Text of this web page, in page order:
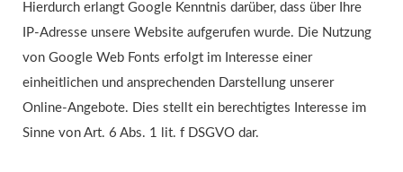
Hierdurch erlangt Google Kenntnis darüber, dass über Ihre
IP-Adresse unsere Website aufgerufen wurde. Die Nutzung
von Google Web Fonts erfolgt im Interesse einer
einheitlichen und ansprechenden Darstellung unserer
Online-Angebote. Dies stellt ein berechtigtes Interesse im
Sinne von Art. 6 Abs. 1 lit. f DSGVO dar.